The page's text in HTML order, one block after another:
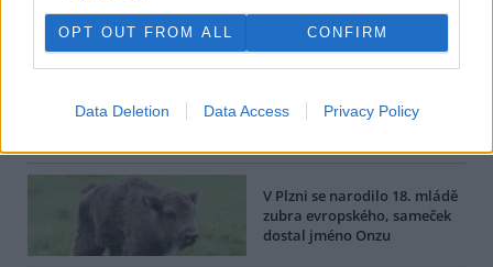
OPT OUT FROM ALL CONFIRM
Data Deletion Data Access Privacy Policy
BEZK využívá agenturní zpravodajství ČTK, která si vyhrazuje
veškerá práva. Publikování nebo další šíření obsahu ze zdrojů ČTK
je výslovně zakázáno bez předchozího písemného souhlasu ze
V Plzni se narodilo 18. mládě
zubra evropského, sameček
dostal jméno Onzu